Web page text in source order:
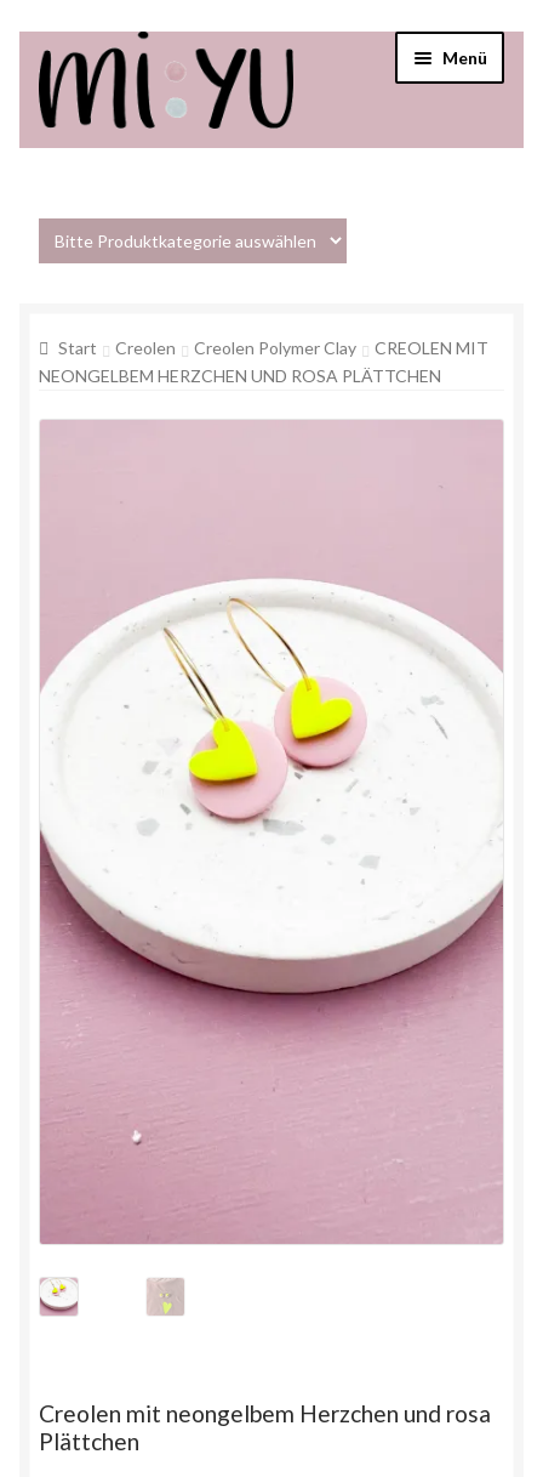
Menü
Shop
Verkaufsstellen
Start Creolen Creolen Polymer Clay
CREOLEN MIT
NEONGELBEM HERZCHEN UND ROSA PLÄTTCHEN
Creolen mit neongelbem Herzchen und rosa
Plättchen